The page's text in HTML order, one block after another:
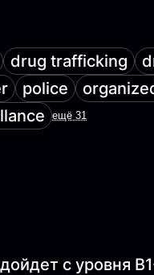
drug trafficking
police
ещё 31
с уровня